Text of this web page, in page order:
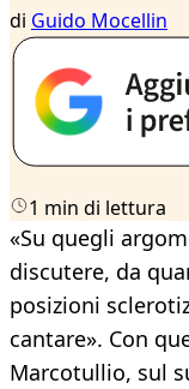
di Guido Mocellin
1 min di lettura
«Su quegli
discutere, da
posizioni
cantare». Con
Marcotullio, sul